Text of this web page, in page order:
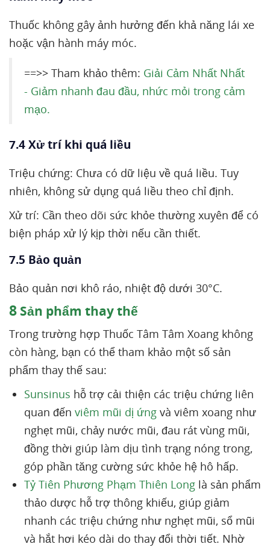
Thuốc không gây ảnh hưởng đến khả năng lái xe
hoặc vận hành máy móc.
==>> Tham khảo thêm: Giải Cảm Nhất Nhất
- Giảm nhanh đau đầu, nhức mỏi trong cảm
mạo.
7.4 Xử trí khi quá liều
Triệu chứng: Chưa có dữ liệu về quá liều. Tuy
nhiên, không sử dụng quá liều theo chỉ định.
Xử trí: Cần theo dõi sức khỏe thường xuyên để có
biện pháp xử lý kịp thời nếu cần thiết.
7.5 Bảo quản
Bảo quản nơi khô ráo, nhiệt độ dưới 30°C.
8 Sản phẩm thay thế
Trong trường hợp Thuốc Tâm Tâm Xoang không
còn hàng, bạn có thể tham khảo một số sản
phẩm thay thế sau:
Sunsinus hỗ trợ cải thiện các triệu chứng liên
quan đến viêm mũi dị ứng và viêm xoang như
nghẹt mũi, chảy nước mũi, đau rát vùng mũi,
đồng thời giúp làm dịu tình trạng nóng trong,
góp phần tăng cường sức khỏe hệ hô hấp.
Tỷ Tiên Phương Phạm Thiên Long là sản phẩm
thảo dược hỗ trợ thông khiếu, giúp giảm
nhanh các triệu chứng như nghẹt mũi, sổ mũi
và hắt hơi kéo dài do thay đổi thời tiết. Nhờ